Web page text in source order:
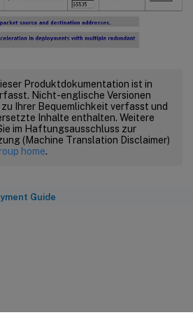
Produktdokumentation ist in
Nicht-englische Versionen
Ihrer Bequemlichkeit verfasst und
Inhalte enthalten. Weitere
im Haftungsausschluss zur
(Machine Translation Disclaimer)
home.
Guide